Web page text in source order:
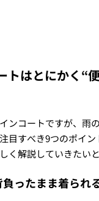
トはとにかく“
ンコートですが、雨
目すべき9つのポイ
く解説していきたい
ったまま着られ